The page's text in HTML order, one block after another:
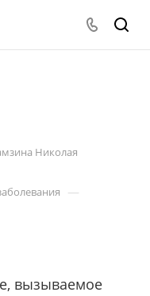
Николая
—
вызываемое